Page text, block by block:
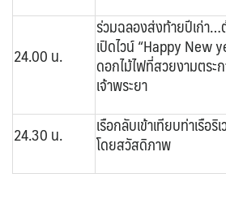
24.00 น.
ร่วมฉลองส่งท้ายปีเก่า
เปิดไวน์ “Happy New
ดอกไม้ไฟที่สวยงามตระ
เจ้าพระยา
24.30 น.
เรือกลับเข้าเทียบท่าเรือ
โดยสวัสดิภาพ